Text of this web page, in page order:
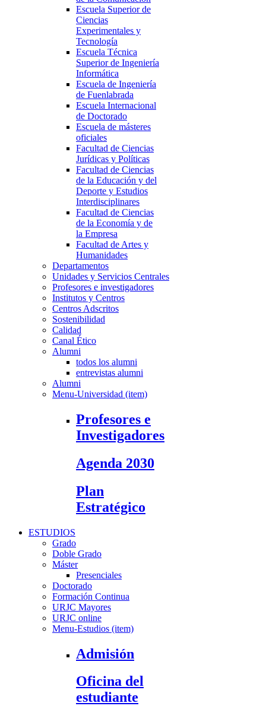
Escuela Superior de
Ciencias
Experimentales y
Tecnología
Escuela Técnica
Superior de Ingeniería
Informática
Escuela de Ingeniería
de Fuenlabrada
Escuela Internacional
de Doctorado
Escuela de másteres
oficiales
Facultad de Ciencias
Jurídicas y Políticas
Facultad de Ciencias
de la Educación y del
Deporte y Estudios
Interdisciplinares
Facultad de Ciencias
de la Economía y de
la Empresa
Facultad de Artes y
Humanidades
Departamentos
Unidades y Servicios Centrales
Profesores e investigadores
Institutos y Centros
Centros Adscritos
Sostenibilidad
Calidad
Canal Ético
Alumni
todos los alumni
entrevistas alumni
Alumni
Menu-Universidad (item)
Profesores e
Investigadores
Agenda 2030
Plan
Estratégico
ESTUDIOS
Grado
Doble Grado
Máster
Presenciales
Doctorado
Formación Continua
URJC Mayores
URJC online
Menu-Estudios (item)
Admisión
Oficina del
estudiante